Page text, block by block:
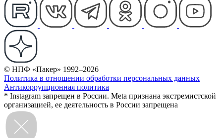
© НПФ «Пакер» 1992–2026
Политика в отношении обработки персональных данных
Антикоррупционная политика
* Instagram запрещен в России. Meta признана экстремистской
организацией, ее деятельность в России запрещена